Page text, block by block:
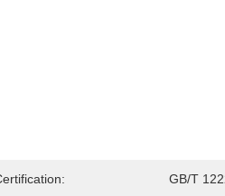
GB/T